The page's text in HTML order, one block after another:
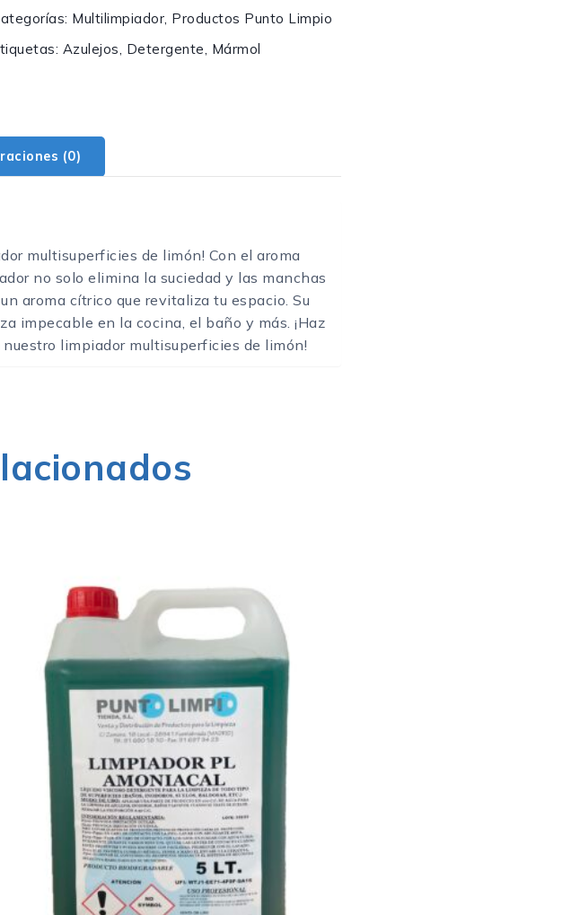
Multilimpiador, Productos Punto Limpio
Azulejos, Detergente, Mármol
(0)
multisuperficies de limón! Con el aroma
no solo elimina la suciedad y las manchas
aroma cítrico que revitaliza tu espacio. Su
impecable en la cocina, el baño y más. ¡Haz
limpiador multisuperficies de limón!